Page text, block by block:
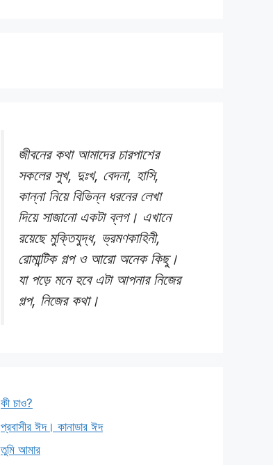
জীবনের কথা আমাদের চারপাশের
সকলের সুখ, দুঃখ, বেদনা, হাসি,
কান্না নিয়ে বিভিন্ন ধরনের লেখা
দিয়ে সাজানো একটা ব্লগ। এখানে
রয়েছে মুক্তিযুদ্ধ, ভ্রমণকাহিনী,
রোমান্টিক গল্প ও আরো অনেক কিছু।
যা পড়ে মনে হবে এটা আপনার নিজের
গল্প, নিজের কথা।
কী চাও?
প্রবাসীর ঈদ। কানাডার ঈদ
তুমি আমার